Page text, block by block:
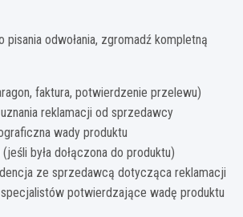
odwołania, zgromadź kompletną
faktura, potwierdzenie przelewu)
reklamacji od sprzedawcy
wady produktu
była dołączona do produktu)
ze sprzedawcą dotycząca reklamacji
potwierdzające wadę produktu